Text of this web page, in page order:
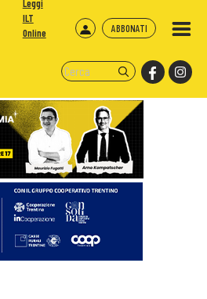
ABBONATI
Leggi
ILT
Online